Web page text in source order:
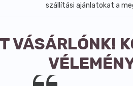
szállítási ajánlatokat a